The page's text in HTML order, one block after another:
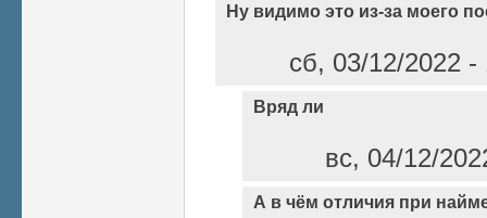
Ну видимо это из-за моего
сб, 03/12/2022
Вряд ли
вс, 04/12/
А в чём отличия при